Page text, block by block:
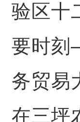
验区十
要时
务贸易
在三坪